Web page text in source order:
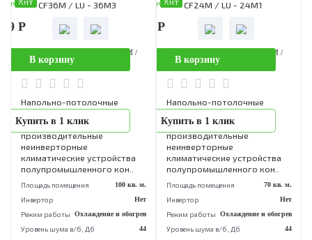
Напольно-потолочные
CF60M / LU - 60M3 - это
производительные
неинверторные
климатические устройства
полупромышленного кон..
Площадь помещения 160 кв. м.
Инвертор
Режим работы
Уровень шума в/б, Дб
Бренд Leberg
Купить в 1 клик
Напольно-потолочные
CF48M / LU - 48M3 - это
производительные
неинверторные
климатические устройства
полупромышленного кон..
Площадь помещения
Инвертор
Режим работы
Уровень шума в/б, Дб
Бренд
Купить в 1 клик